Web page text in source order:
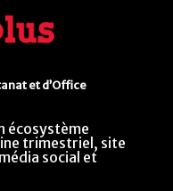
et d’Office
écosystème
trimestriel, site
social et